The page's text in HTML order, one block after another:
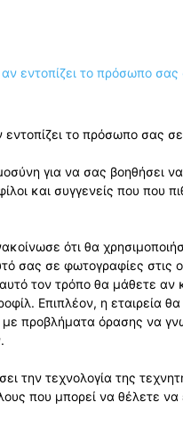
εντοπίζει το πρόσωπο σας
για να σας βοηθήσει
και συγγενείς που που
ότι θα
σας σε φωτογραφίες στις
τον τρόπο θα μάθετε αν
Επιπλέον, η εταιρεία θα
προβλήματα όρασης να
την τεχνολογία της
που μπορεί να θέλετε να